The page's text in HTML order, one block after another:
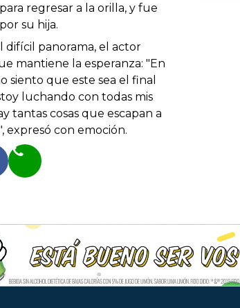
regresar a la orilla, y fue
su hija.
difícil panorama, el actor
mantiene la esperanza: "En
siento que este sea el final
luchando con todas mis
tantas cosas que escapan a
expresó con emoción.